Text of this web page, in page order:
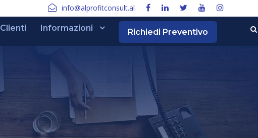
info@alprofitconsult.al
Clienti Informazioni Richiedi Preventivo